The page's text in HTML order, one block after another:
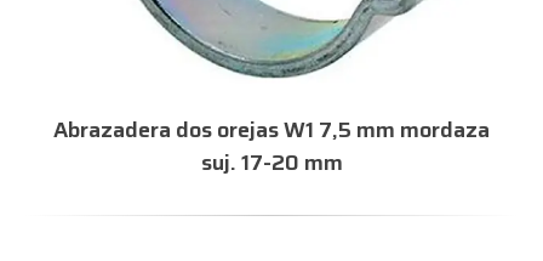
W1 7,5 mm mordaza
Abrazadera dos